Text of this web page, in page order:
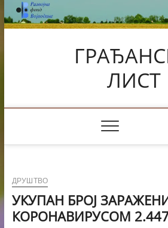
Skip
to
content
ЛИСТ
ДРУШТВО
УКУПАН БРОЈ
КОРОНАВИРУСОМ